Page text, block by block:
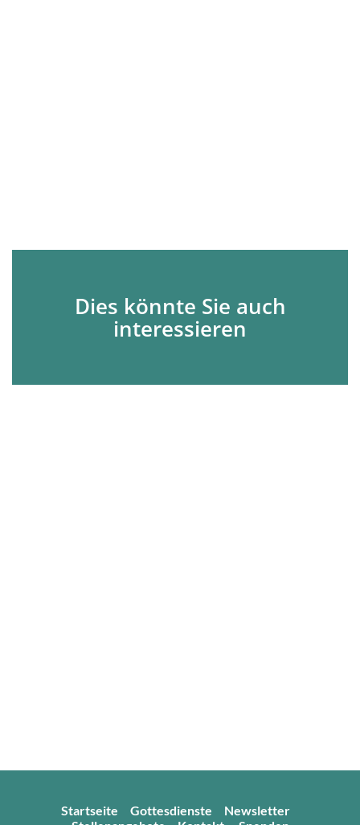
Dies könnte Sie auch
interessieren
Startseite Gottesdienste
Newsletter